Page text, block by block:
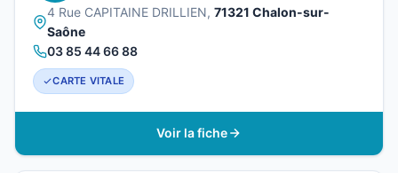
4 Rue CAPITAINE DRILLIEN, 71321 Chalon-sur-
Saône
03 85 44 66 88
CARTE VITALE
Voir la fiche